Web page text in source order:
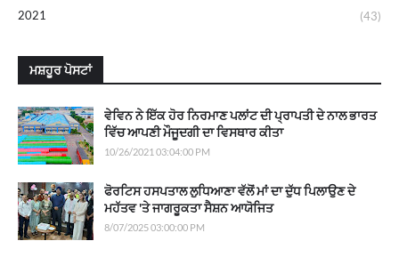
2021
(43)
ਮਸ਼ਹੂਰ ਪੋਸਟਾਂ
ਵੇਵਿਨ ਨੇ ਇੱਕ ਹੋਰ ਨਿਰਮਾਣ ਪਲਾਂਟ ਦੀ ਪ੍ਰਾਪਤੀ ਦੇ ਨਾਲ ਭਾਰਤ
ਵਿੱਚ ਆਪਣੀ ਮੌਜੂਦਗੀ ਦਾ ਵਿਸਥਾਰ ਕੀਤਾ
10/26/2021 03:04:00 PM
ਫੋਰਟਿਸ ਹਸਪਤਾਲ ਲੁਧਿਆਣਾ ਵੱਲੋਂ ਮਾਂ ਦਾ ਦੁੱਧ ਪਿਲਾਉਣ ਦੇ
ਮਹੱਤਵ 'ਤੇ ਜਾਗਰੂਕਤਾ ਸੈਸ਼ਨ ਆਯੋਜਿਤ
8/07/2025 03:00:00 PM